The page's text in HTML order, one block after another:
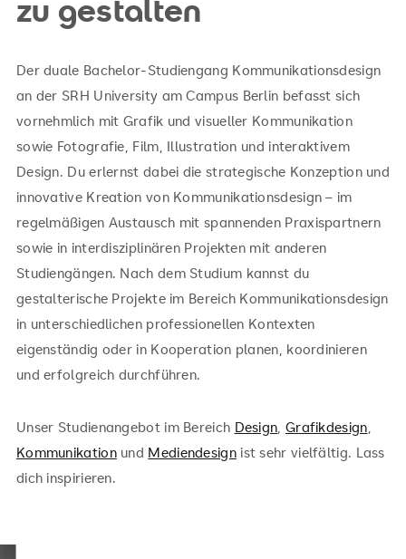
zu gestalten
Der duale Bachelor-Studiengang Kommunikationsdesign
an der SRH University am Campus Berlin befasst sich
vornehmlich mit Grafik und visueller Kommunikation
sowie Fotografie, Film, Illustration und interaktivem
Design. Du erlernst dabei die strategische Konzeption und
innovative Kreation von Kommunikationsdesign – im
regelmäßigen Austausch mit spannenden Praxispartnern
sowie in interdisziplinären Projekten mit anderen
Studiengängen. Nach dem Studium kannst du
gestalterische Projekte im Bereich Kommunikationsdesign
in unterschiedlichen professionellen Kontexten
eigenständig oder in Kooperation planen, koordinieren
und erfolgreich durchführen.
Unser Studienangebot im Bereich Design, Grafikdesign,
Kommunikationund Mediendesignist sehr vielfältig. Lass
dich inspirieren.